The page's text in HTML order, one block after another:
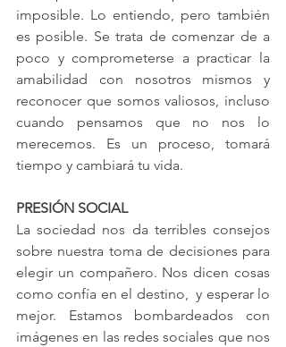
imposible. Lo entiendo, pero también
es posible. Se trata de comenzar de a
poco y comprometerse a practicar la
amabilidad con nosotros mismos y
reconocer que somos valiosos, incluso
cuando pensamos que no nos lo
merecemos. Es un proceso, tomará
tiempo y cambiará tu vida.
PRESIÓN SOCIAL
La sociedad nos da terribles consejos
sobre nuestra toma de decisiones para
elegir un compañero. Nos dicen cosas
como confía en el destino,  y esperar lo
mejor. Estamos bombardeados con
imágenes en las redes sociales que nos